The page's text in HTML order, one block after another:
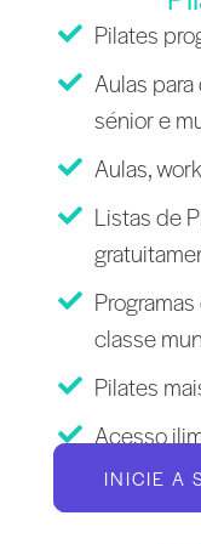
Pilates
Aulas
sénior e
Aulas,
Listas de
classe
Pilates
Acesso
INICIE A